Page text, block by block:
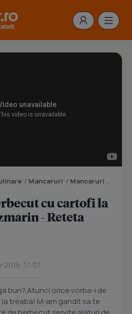
/ Mancaruri / Mancaruri cu carne
cu cartofi la
- Reteta
2015, 17:07
bun? Atunci orice vorba-i de
treaba! M-am gandit sa te